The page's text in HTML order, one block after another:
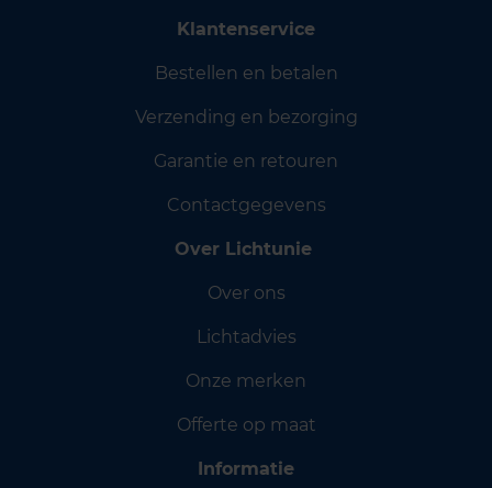
Klantenservice
Bestellen en betalen
Verzending en bezorging
Garantie en retouren
Contactgegevens
Over Lichtunie
Over ons
Lichtadvies
Onze merken
Offerte op maat
Informatie